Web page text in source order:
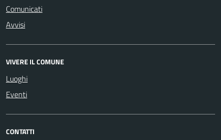
Comunicati
Avvisi
VIVERE IL COMUNE
Luoghi
Eventi
CONTATTI